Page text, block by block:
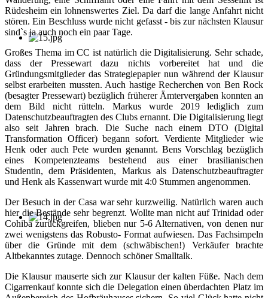
Rüdesheim ein lohnenswertes Ziel. Da darf die lange Anfahrt nicht
stören. Ein Beschluss wurde nicht gefasst - bis zur nächsten Klausur
sind`s ja auch noch ein paar Tage.
Großes Thema im CC ist natürlich die Digitalisierung. Sehr schade,
dass der Pressewart dazu nichts vorbereitet hat und die
Gründungsmitglieder das Strategiepapier nun während der Klausur
selbst erarbeiten mussten. Auch hastige Recherchen von Ben Rock
(besagter Pressewart) bezüglich früherer Ämtervergaben konnten an
dem Bild nicht rütteln. Markus wurde 2019 lediglich zum
Datenschutzbeauftragten des Clubs ernannt. Die Digitalisierung liegt
also seit Jahren brach. Die Suche nach einem DTO (Digital
Transformation Officer) begann sofort. Verdiente Mitglieder wie
Henk oder auch Pete wurden genannt. Bens Vorschlag bezüglich
eines Kompetenzteams bestehend aus einer brasilianischen
Studentin, dem Präsidenten, Markus als Datenschutzbeauftragter
und Henk als Kassenwart wurde mit 4:0 Stummen angenommen.
Der Besuch in der Casa war sehr kurzweilig. Natürlich waren auch
hier die Bestände sehr begrenzt. Wollte man nicht auf Trinidad oder
Cohiba zurückgreifen, blieben nur 5-6 Alternativen, von denen nur
zwei wenigstens das Robusto- Format aufwiesen. Das Fachsimpeln
über die Gründe mit dem (schwäbischen!) Verkäufer brachte
Altbekanntes zutage. Dennoch schöner Smalltalk.
Die Klausur mauserte sich zur Klausur der kalten Füße. Nach dem
Cigarrenkauf konnte sich die Delegation einen überdachten Platz im